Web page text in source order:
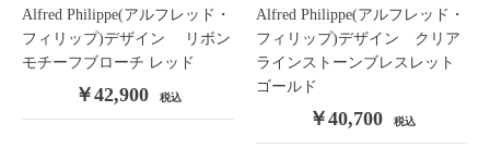
Alfred Philippe(アルフレッド・
フィリップ)デザイン リボン
モチーフブローチ レッド
￥42,900 税込
Alfred Philippe(アルフレッド・
フィリップ)デザイン クリア
ラインストーンブレスレット
ゴールド
￥40,700 税込